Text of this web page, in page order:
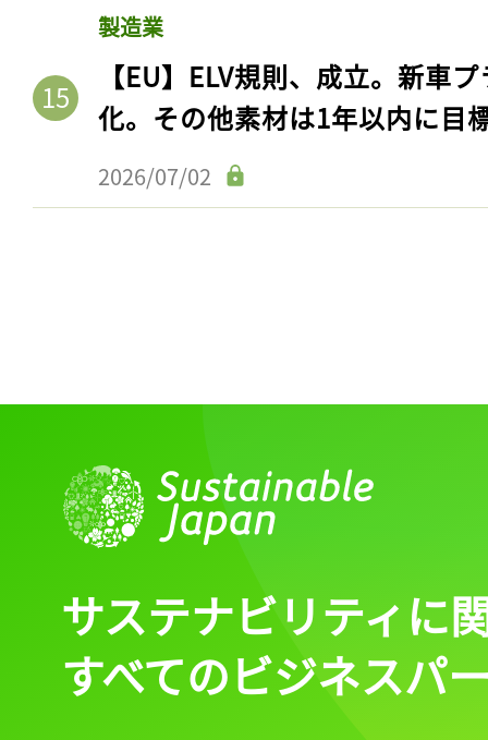
製造業
【EU】ELV規則、成立。新車
化。その他素材は1年以内に目
2026/07/02
記事をお気に入りに
ログインが必
ログイン
サステナビリティに
すべてのビジネスパ